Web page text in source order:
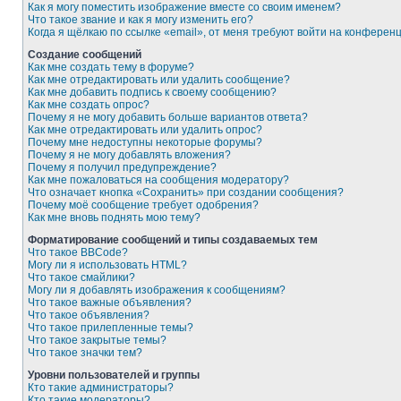
Как я могу поместить изображение вместе со своим именем?
Что такое звание и как я могу изменить его?
Когда я щёлкаю по ссылке «email», от меня требуют войти на
Создание сообщений
Как мне создать тему в форуме?
Как мне отредактировать или удалить сообщение?
Как мне добавить подпись к своему сообщению?
Как мне создать опрос?
Почему я не могу добавить больше вариантов ответа?
Как мне отредактировать или удалить опрос?
Почему мне недоступны некоторые форумы?
Почему я не могу добавлять вложения?
Почему я получил предупреждение?
Как мне пожаловаться на сообщения модератору?
Что означает кнопка «Сохранить» при создании сообщения?
Почему моё сообщение требует одобрения?
Как мне вновь поднять мою тему?
Форматирование сообщений и типы создаваемых тем
Что такое BBCode?
Могу ли я использовать HTML?
Что такое смайлики?
Могу ли я добавлять изображения к сообщениям?
Что такое важные объявления?
Что такое объявления?
Что такое прилепленные темы?
Что такое закрытые темы?
Что такое значки тем?
Уровни пользователей и группы
Кто такие администраторы?